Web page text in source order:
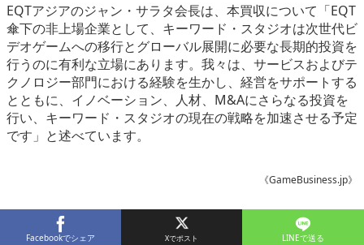
EQTアジアのジャン・サラタ会長は、本買収について「EQT
傘下の非上場企業として、キーワード・スタジオは次世代ビ
デオゲームへの移行とグローバル展開に必要な長期的投資を
行うのに有利な立場にあります。我々は、サービスおよびテ
クノロジー部門における経験を生かし、経営をサポートする
とともに、イノベーション、人材、M&Aにさらなる投資を
行い、キーワード・スタジオの現在の戦略を加速させる予定
です」と述べています。
《GameBusiness.jp》
Facebookでシェア LINEで送る